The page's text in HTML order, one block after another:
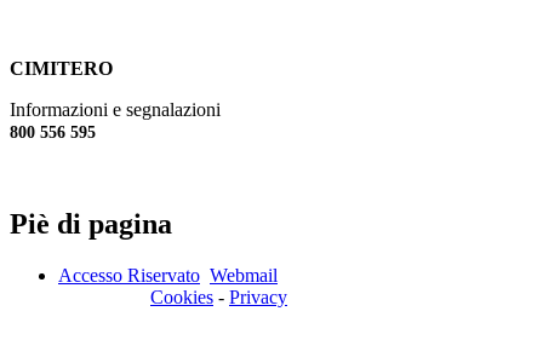
CIMITERO
Informazioni e segnalazioni
800 556 595
Piè di pagina
Accesso Riservato Webmail
Cookies - Privacy